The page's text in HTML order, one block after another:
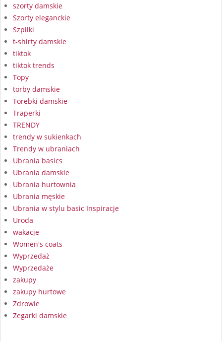
szorty damskie
Szorty eleganckie
Szpilki
t-shirty damskie
tiktok
tiktok trends
Topy
torby damskie
Torebki damskie
Traperki
TRENDY
trendy w sukienkach
Trendy w ubraniach
Ubrania basics
Ubrania damskie
Ubrania hurtownia
Ubrania męskie
Ubrania w stylu basic Inspiracje
Uroda
wakacje
Women's coats
Wyprzedaż
Wyprzedaże
zakupy
zakupy hurtowe
Zdrowie
Zegarki damskie